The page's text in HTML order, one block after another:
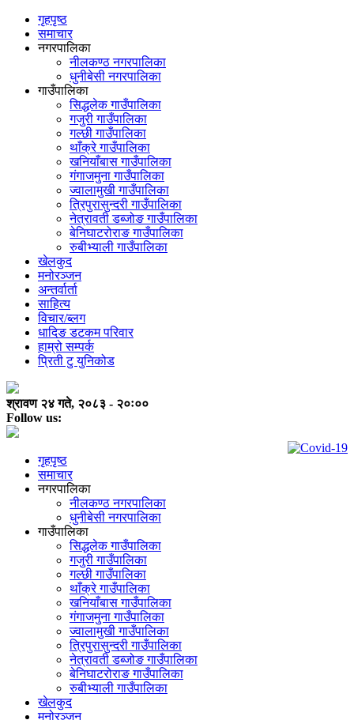
गृहपृष्ठ
समाचार
नगरपालिका
नीलकण्ठ नगरपालिका
धुनीबेसी नगरपालिका
गाउँपालिका
सिद्धलेक गाउँपालिका
गजुरी गाउँपालिका
गल्छी गाउँपालिका
थाँक्रे गाउँपालिका
खनियाँबास गाउँपालिका
गंगाजमुना गाउँपालिका
ज्वालामुखी गाउँपालिका
त्रिपुरासुन्दरी गाउँपालिका
नेत्रावती डब्जोङ गाउँपालिका
बेनिघाटरोराङ गाउँपालिका
रुबीभ्याली गाउँपालिका
खेलकुद
मनोरञ्जन
अन्तर्वार्ता
साहित्य
विचार/ब्लग
धादिङ डटकम परिवार
हाम्रो सम्पर्क
प्रिती टु युनिकोड
श्रावण २४ गते, २०८३ - २०ः००
Follow us:
गृहपृष्ठ
समाचार
नगरपालिका
नीलकण्ठ नगरपालिका
धुनीबेसी नगरपालिका
गाउँपालिका
सिद्धलेक गाउँपालिका
गजुरी गाउँपालिका
गल्छी गाउँपालिका
थाँक्रे गाउँपालिका
खनियाँबास गाउँपालिका
गंगाजमुना गाउँपालिका
ज्वालामुखी गाउँपालिका
त्रिपुरासुन्दरी गाउँपालिका
नेत्रावती डब्जोङ गाउँपालिका
बेनिघाटरोराङ गाउँपालिका
रुबीभ्याली गाउँपालिका
खेलकुद
मनोरञ्जन